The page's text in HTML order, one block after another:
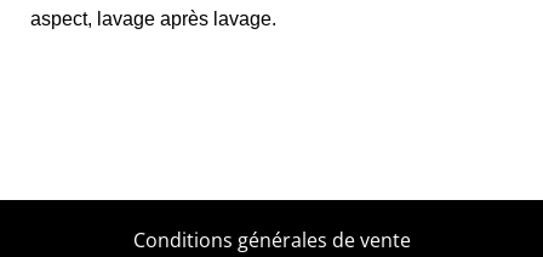
aspect, lavage après lavage.
Conditions générales de vente